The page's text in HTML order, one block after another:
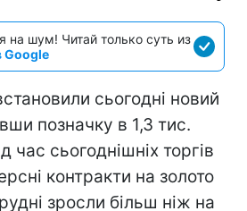
на шум! Читай только суть из
Google
сьогодні новий
позначку в 1,3 тис.
час сьогоднішніх торгів
контракти на золото
зросли більш ніж на